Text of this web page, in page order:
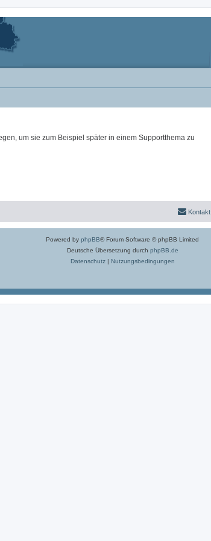
um sie zum Beispiel später in einem Supportthema zu
Kontakt
Powered by phpBB® Forum Software © phpBB Limited
Deutsche Übersetzung durch phpBB.de
Datenschutz| Nutzungsbedingungen